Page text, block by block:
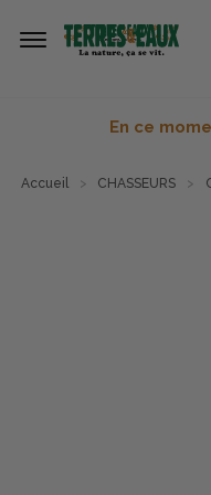
En ce
Accueil CHASSEURS